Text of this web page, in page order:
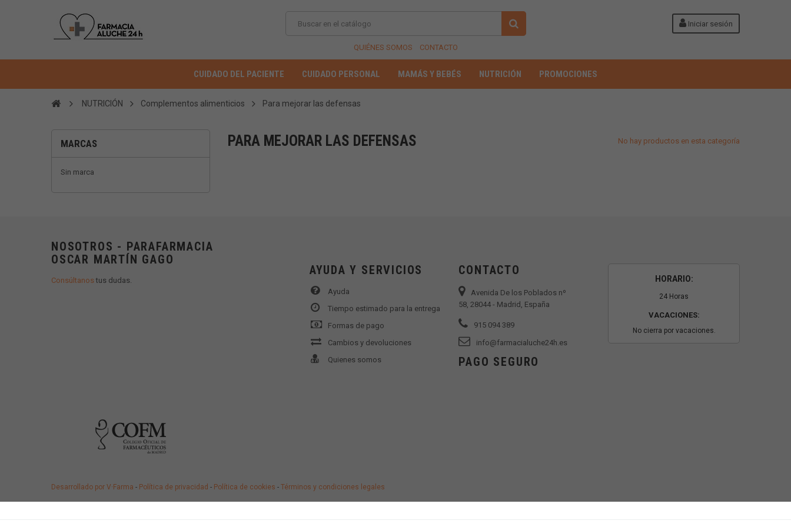
Iniciar sesión
QUIÉNES SOMOS CONTACTO
CUIDADO DEL PACIENTE CUIDADO PERSONAL MAMÁS Y BEBÉS NUTRICIÓN PROMOCIONES
NUTRICIÓN Complementos alimenticios Para mejorar las defensas
MARCAS
Sin marca
PARA MEJORAR LAS DEFENSAS No hay productos en esta categoría
NOSOTROS - PARAFARMACIA
OSCAR MARTÍN GAGO
Consúltanostus dudas.
AYUDA Y SERVICIOS
Ayuda
Tiempo estimado para la entrega
Formas de pago
Cambios y devoluciones
Quienes somos
CONTACTO
Avenida De los Poblados nº
58, 28044 - Madrid, España
915 094 389
info@farmacialuche24h.es
HORARIO:
24 Horas
VACACIONES:
No cierra por vacaciones.
PAGO SEGURO
Desarrollado por V·Farma - Política de privacidad - Política de cookies - Términos y condiciones legales